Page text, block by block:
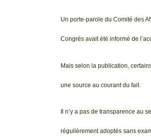
Un porte-parole du Comité des
Congrès avait été informé de
Mais selon la publication,
une source au courant du fait.
Il n’y a pas de transparence au
régulièrement adoptés sans